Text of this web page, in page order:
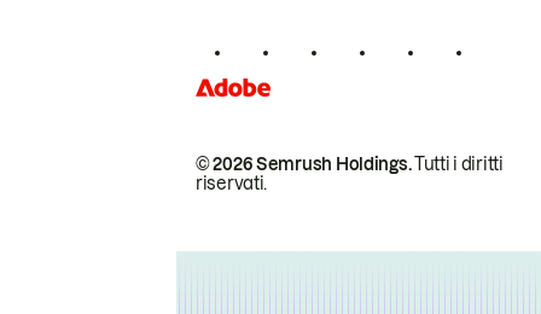
© 2026 Semrush Holdings.Tutti i diritti
riservati.